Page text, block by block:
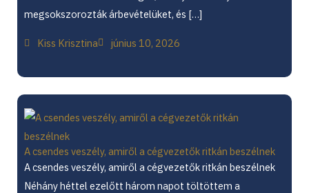
megsokszorozták árbevételüket, és […]
Kiss Krisztina június 10, 2026
A csendes veszély, amiről a cégvezetők ritkán beszélnek
A csendes veszély, amiről a cégvezetők ritkán beszélnek
Néhány héttel ezelőtt három napot töltöttem a